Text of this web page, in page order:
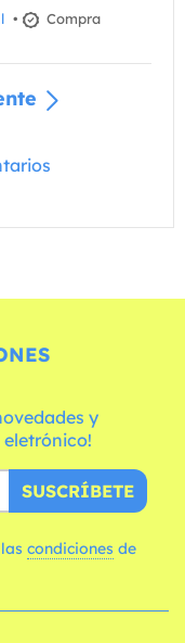
•
Compra
y
SUSCRÍBETE
condiciones